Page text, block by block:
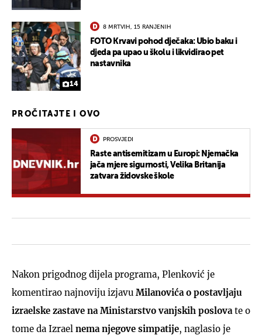
14
8 MRTVIH, 15 RANJENIH
FOTO Krvavi pohod dječaka: Ubio baku i
djeda pa upao u školu i likvidirao pet
nastavnika
PROČITAJTE I OVO
PROSVJEDI
Raste antisemitizam u Europi: Njemačka
jača mjere sigurnosti, Velika Britanija
zatvara židovske škole
Nakon prigodnog dijela programa, Plenković je
komentirao najnoviju izjavu Milanovića o postavljaju
izraelske zastave na Ministarstvo vanjskih poslovate o
tome da Izrael nema njegove simpatije, naglasio je